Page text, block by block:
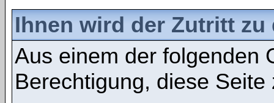
Ihnen wird der Zutritt
Aus einem der folgenden
Berechtigung, diese Seite